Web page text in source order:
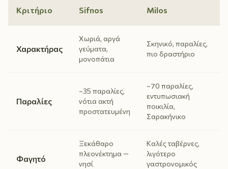
Κριτήριο Sifnos Milos
Χαρακτήρας
Χωριά, αργά
γεύματα,
μονοπάτια
Σκηνικό, παραλίες,
πιο δραστήριο
Παραλίες
~35 παραλίες,
νότια ακτή
προστατευμένη
~70 παραλίες,
εντυπωσιακή
ποικιλία,
Σαρακήνικο
Φαγητό
Ξεκάθαρο
πλεονέκτημα —
νησί
Καλές ταβέρνες,
λιγότερο
γαστρονομικός